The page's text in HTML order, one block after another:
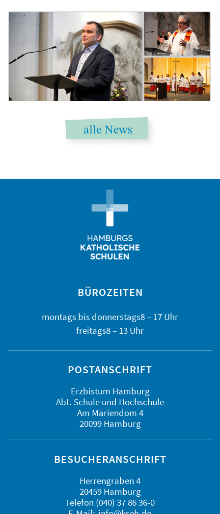
alle News
BÜROZEITEN
montags bis donnerstags8 – 17 Uhr
freitags8 – 13 Uhr
POSTANSCHRIFT
Erzbistum Hamburg
Abt. Schule und Hochschule
Am Mariendom 4
20099 Hamburg
BESUCHERANSCHRIFT
Herrengraben 4
20459 Hamburg
Telefon (040) 37 86 36-0